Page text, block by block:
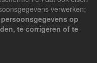
verwerken;
persoonsgegevens op
te corrigeren of te